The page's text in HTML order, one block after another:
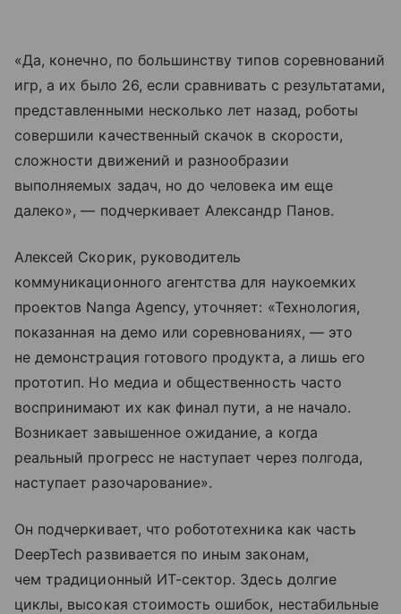
«Да, конечно, по большинству типов соревнований
игр, а их было 26, если сравнивать с результатами,
представленными несколько лет назад, роботы
совершили качественный скачок в скорости,
сложности движений и разнообразии
выполняемых задач, но до человека им еще
далеко», — подчеркивает Александр Панов.
Алексей Скорик, руководитель
коммуникационного агентства для наукоемких
проектов Nanga Agency, уточняет: «Технология,
показанная на демо или соревнованиях, — это
не демонстрация готового продукта, а лишь его
прототип. Но медиа и общественность часто
воспринимают их как финал пути, а не начало.
Возникает завышенное ожидание, а когда
реальный прогресс не наступает через полгода,
наступает разочарование».
Он подчеркивает, что робототехника как часть
DeepTech развивается по иным законам,
чем традиционный ИТ-сектор. Здесь долгие
циклы, высокая стоимость ошибок, нестабильные